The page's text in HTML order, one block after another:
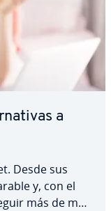
a
Desde sus
y, con el
más de mil